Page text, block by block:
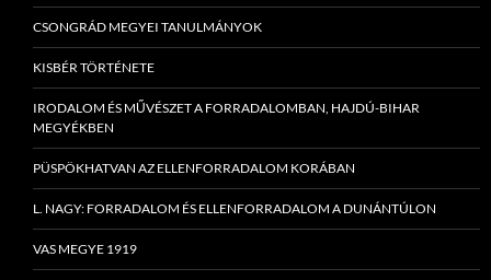
CSONGRÁD MEGYEI TANULMÁNYOK
KISBÉR TÖRTÉNETE
IRODALOM ÉS MŰVÉSZET A FORRADALOMBAN, HAJDÚ-BIHAR
MEGYÉKBEN
PÜSPÖKHATVAN AZ ELLENFORRADALOM KORÁBAN
L. NAGY: FORRADALOM ÉS ELLENFORRADALOM A DUNÁNTÚLON
VAS MEGYE 1919